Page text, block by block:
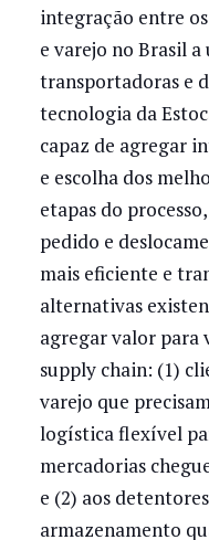
integração entre
e varejo no Brasil a
transportadoras e
tecnologia da
capaz de agregar
e escolha dos
etapas do
pedido e
mais eficiente e
alternativas
agregar valor para
supply chain: (1)
varejo que
logística flexível
mercadorias
e (2) aos
armazenamento